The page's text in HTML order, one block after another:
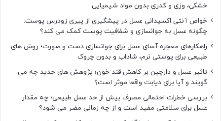
خشکی، وزی و کدری بدون مواد شیمیایی
خواص آنتی اکسیدانی عسل در پیشگیری از پیری زودرس پوست:
چگونه عسل به جوانسازی و شفافیت پوست کمک می کند؟
راهکارهای معجزه آسای عسل برای جوانسازی دست و صورت؛ روش های
طبیعی برای پوستی نرم، شاداب و بدون چروک
تاثیر عسل و دارچین بر کاهش قند خون؛ پژوهش های جدید چه می
گویند و آیا برای دیابت واقعا موثر است؟
بررسی خطرات احتمالی مصرف بیش از حد عسل طبیعی؛ چه مقدار
عسل برای سلامتی مفید است و از چه زمانی مضر می شود؟